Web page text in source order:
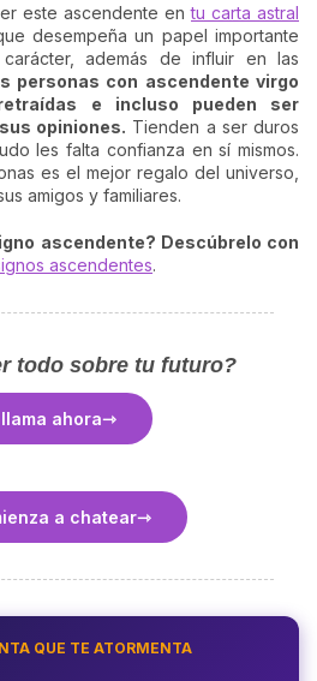
este ascendente entu carta astral
desempeña un papel importante
además de influir en las
personas con ascendente virgo
e incluso pueden ser
opiniones. Tienden a ser duros
les falta confianza en sí mismos.
es el mejor regalo del universo,
amigos y familiares.
ascendente? Descúbrelo con
ascendentes.
todo sobre tu futuro?
llama ahora
a chatear
QUE TE ATORMENTA